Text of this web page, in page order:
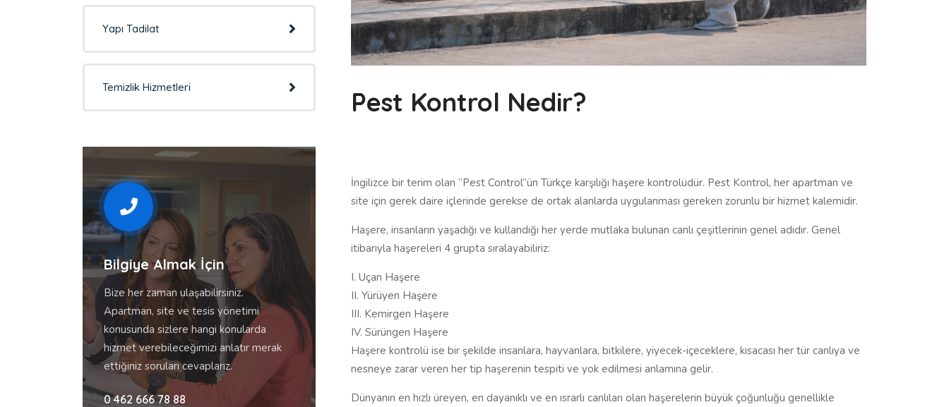
Yapı Tadilat
Temizlik Hizmetleri
Bilgiye Almak İçin
Bize her zaman ulaşabilirsiniz.
Apartman, site ve tesis yönetimi
konusunda sizlere hangi konularda
hizmet verebileceğimizi anlatır merak
ettiğiniz soruları cevaplarız.
0 462 666 78 88
Pest Kontrol Nedir?
İngilizce bir terim olan “Pest Control”ün Türkçe karşılığı haşere kontrolüdür. Pest Kontrol, her apartman ve
site için gerek daire içlerinde gerekse de ortak alanlarda uygulanması gereken zorunlu bir hizmet kalemidir.
Haşere, insanların yaşadığı ve kullandığı her yerde mutlaka bulunan canlı çeşitlerinin genel adıdır. Genel
itibarıyla haşereleri 4 grupta sıralayabiliriz:
I. Uçan Haşere
II. Yürüyen Haşere
III. Kemirgen Haşere
IV. Sürüngen Haşere
Haşere kontrolü ise bir şekilde insanlara, hayvanlara, bitkilere, yiyecek-içeceklere, kısacası her tür canlıya ve
nesneye zarar veren her tip haşerenin tespiti ve yok edilmesi anlamına gelir.
Dünyanın en hızlı üreyen, en dayanıklı ve en ısrarlı canlıları olan haşerelerin büyük çoğunluğu genellikle